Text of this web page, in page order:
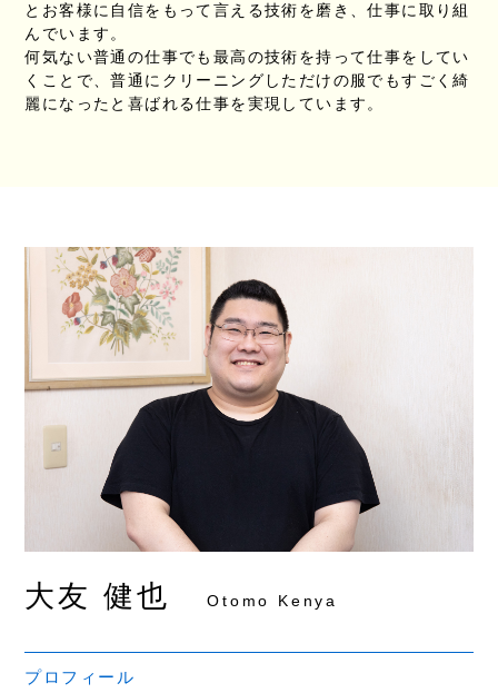
とお客様に自信をもって言える技術を磨き、仕事に取り組
んでいます。
何気ない普通の仕事でも最高の技術を持って仕事をしてい
くことで、普通にクリーニングしただけの服でもすごく綺
麗になったと喜ばれる仕事を実現しています。
大友 健也 Otomo Kenya
プロフィール